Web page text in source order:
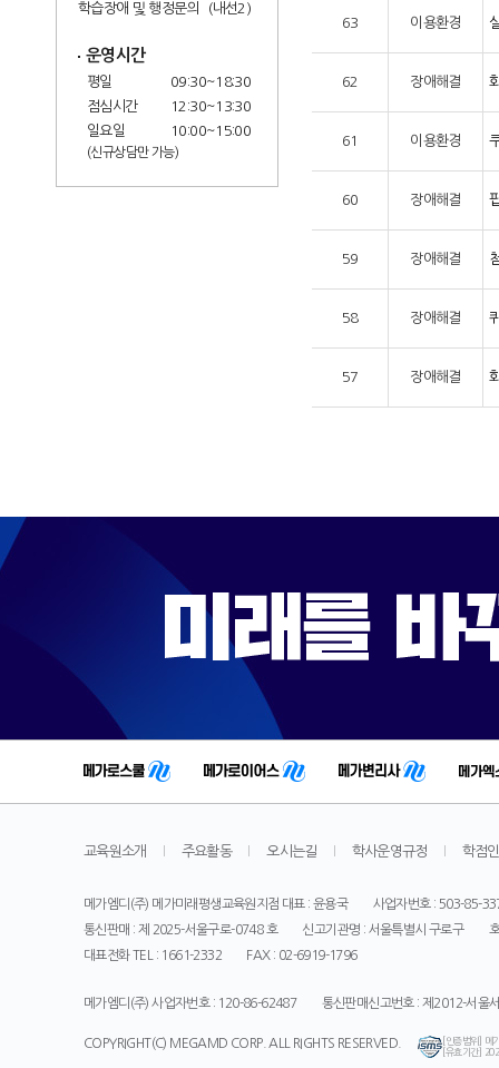
학습장애 및 행정문의
(내선2)
운영시간
평일
09:30~18:30
점심시간
12:30~13:30
일요일
10:00~15:00
(신규상담만 가능)
63 이용환경
62 장애해결
61 이용환경
60 장애해결
59 장애해결
58 장애해결
57 장애해결
교육원소개 주요활동 오시는길 학사운영규정 학점
메가엠디(주) 메가미래평생교육원지점 대표 : 윤용국
사업자번호 : 503-85-
통신판매 : 제 2025-서울구로-0748 호
신고기관명 : 서울특별시 구로구
대표전화 TEL : 1661-2332
FAX : 02-6919-1796
메가엠디(주) 사업자번호 : 120-86-62487 통신판매신고번호 : 제2012-서울
COPYRIGHT(C) MEGAMD CORP. ALL RIGHTS RESERVED.
[인증범위] 메
[유효기간]